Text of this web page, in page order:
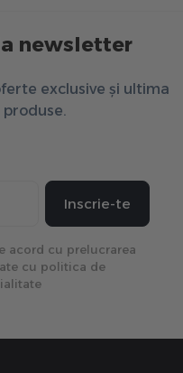
newsletter
exclusive și ultima
Inscrie-te
acord cu prelucrarea
cu politica de